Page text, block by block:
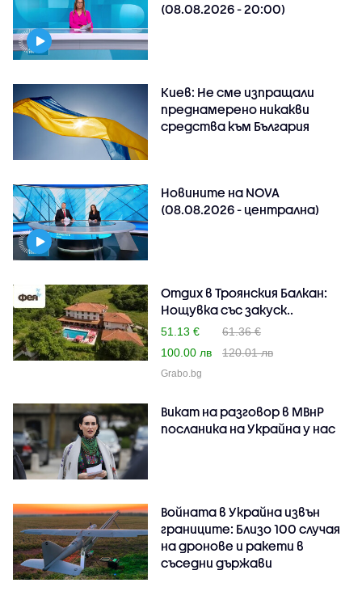
(08.08.2026 - 20:00)
Киев: Не сме изпращали
преднамерено никакви
средства към България
Новините на NOVA
(08.08.2026 - централна)
Отдих в Троянския Балкан:
Нощувка със закуск..
51.13 €
61.36 €
100.00 лв
120.01 лв
Grabo.bg
Викат на разговор в МВнР
посланика на Украйна у нас
Войната в Украйна извън
границите: Близо 100 случая
на дронове и ракети в
съседни държави